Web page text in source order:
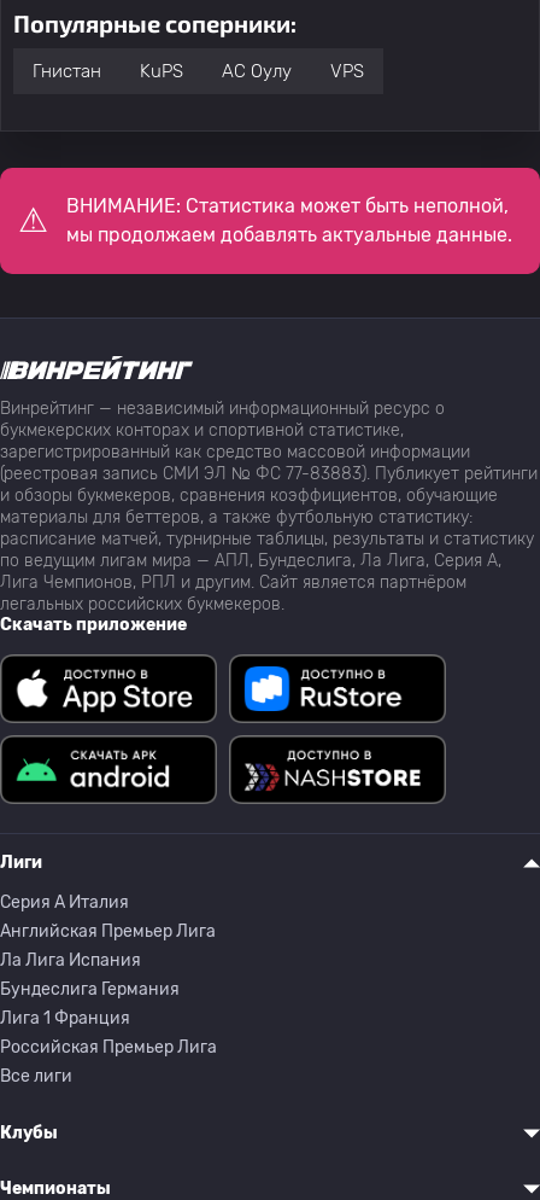
Популярные соперники:
Гнистан KuPS AC Оулу VPS
ВНИМАНИЕ: Статистика может быть неполной,
мы продолжаем добавлять актуальные данные.
Винрейтинг — независимый информационный ресурс о
букмекерских конторах и спортивной статистике,
зарегистрированный как средство массовой информации
(реестровая запись СМИ ЭЛ № ФС 77-83883). Публикует рейтинги
и обзоры букмекеров, сравнения коэффициентов, обучающие
материалы для беттеров, а также футбольную статистику:
расписание матчей, турнирные таблицы, результаты и статистику
по ведущим лигам мира — АПЛ, Бундеслига, Ла Лига, Серия А,
Лига Чемпионов, РПЛ и другим. Сайт является партнёром
легальных российских букмекеров.
Скачать приложение
Лиги
Серия A Италия
Английская Премьер Лига
Ла Лига Испания
Бундеслига Германия
Лига 1 Франция
Российская Премьер Лига
Все лиги
Клубы
Чемпионаты